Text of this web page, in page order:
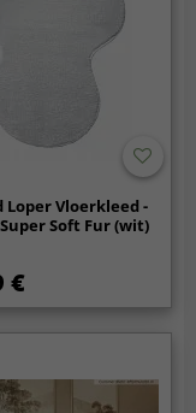
Loper Vloerkleed -
Soft Fur (wit)
€